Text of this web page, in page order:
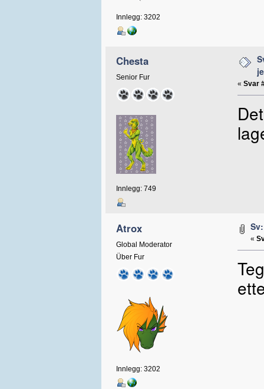
Innlegg: 3202
Chesta
Senior Fur
Innlegg: 749
« Svar
Atrox
Global Moderator
Über Fur
Innlegg: 3202
«